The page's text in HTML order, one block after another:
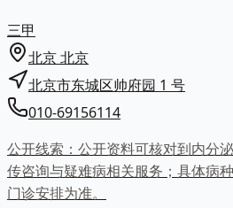
三甲
北京北京
北京市东城区帅府园 1 号
010-69156114
公开线索： 公开资料可核对到内分
传咨询与疑难病相关服务；具体病
门诊安排为准。